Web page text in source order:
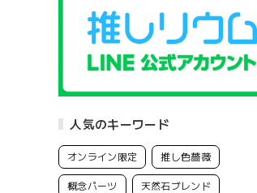
人気のキーワード
オンライン限定 推し色薔薇
概念パーツ 天然石ブレンド